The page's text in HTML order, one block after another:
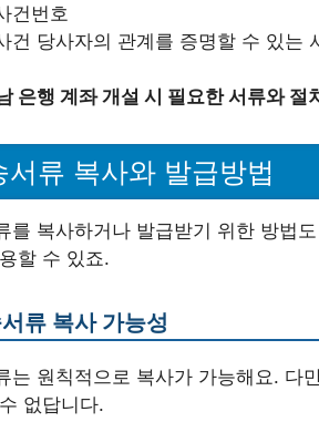
건번호
건 당사자의 관계를 증명할 수 있는
은행 계좌 개설 시 필요한 서류와 절
서류 복사와 발급방법
를 복사하거나 발급받기 위한 방법
할 수 있죠.
류 복사 가능성
는 원칙적으로 복사가 가능해요. 다
없답니다.